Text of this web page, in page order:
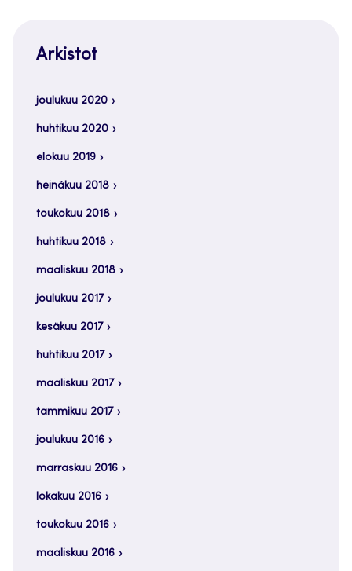
Arkistot
joulukuu 2020
huhtikuu 2020
elokuu 2019
heinäkuu 2018
toukokuu 2018
huhtikuu 2018
maaliskuu 2018
joulukuu 2017
kesäkuu 2017
huhtikuu 2017
maaliskuu 2017
tammikuu 2017
joulukuu 2016
marraskuu 2016
lokakuu 2016
toukokuu 2016
maaliskuu 2016